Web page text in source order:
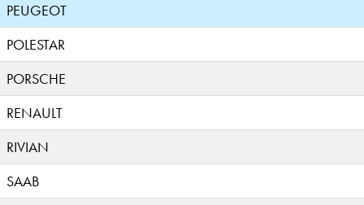
PEUGEOT
POLESTAR
PORSCHE
RENAULT
RIVIAN
SAAB